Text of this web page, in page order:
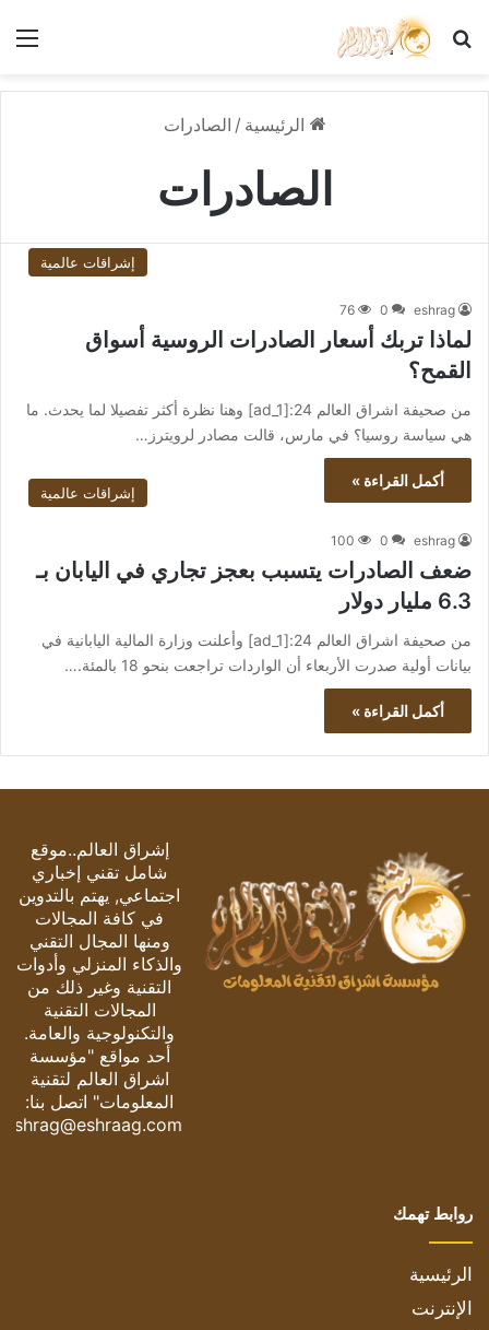
بحث عن
الرئيسية / الصادرات
الصادرات
إشراقات عالمية
eshrag
0
76
لماذا تربك أسعار الصادرات الروسية أسواق
القمح؟
من صحيفة اشراق العالم 24:[ad_1] وهنا نظرة أكثر تفصيلا لما يحدث. ما
هي سياسة روسيا؟ في مارس، قالت مصادر لرويترز…
أكمل القراءة »
إشراقات عالمية
eshrag
0
100
ضعف الصادرات يتسبب بعجز تجاري في اليابان بـ
6.3 مليار دولار
من صحيفة اشراق العالم 24:[ad_1] وأعلنت وزارة المالية اليابانية في
بيانات أولية صدرت الأربعاء أن الواردات تراجعت بنحو 18 بالمئة.…
أكمل القراءة »
إشراق العالم..موقع
شامل تقني إخباري
اجتماعي, يهتم بالتدوين
في كافة المجالات
ومنها المجال التقني
والذكاء المنزلي وأدوات
التقنية وغير ذلك من
المجالات التقنية
والتكنولوجية والعامة.
أحد مواقع "مؤسسة
اشراق العالم لتقنية
المعلومات" اتصل بنا:
eshrag@eshraag.com
روابط تهمك
الرئيسية
الإنترنت